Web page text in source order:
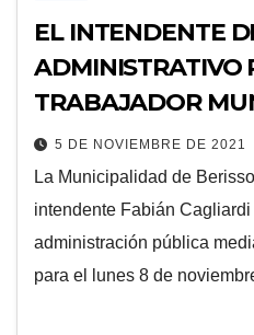
EL INTENDENTE
ADMINISTRATIVO
TRABAJADOR
5 DE NOVIEMBRE DE 2021
La Municipalidad de
intendente Fabián
administración pública
para el lunes 8 de